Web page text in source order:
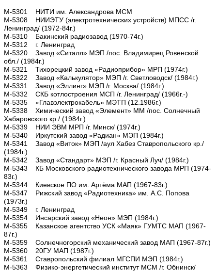
М-5301 НИТИ им. Александрова МСМ
М-5308 НИИЭТУ (электротехнических устройств) МПСС /г.
Ленинград/ (1972-84г.)
М-5310 Бакинский радиозавод (1970-74г.)
М-5312 г. Ленинград
М-5320 Завод «Ситалл» МЭП /пос. Владимирец Ровенской
обл./ (1984г.)
М-5321 Тихорецкий завод «Радиоприбор» МРП (1974г.)
М-5322 Завод «Калькулятор» МЭП /г. Светловодск/ (1984г.)
М-5331 Завод «Эллинг» МЭП /г. Москва/ (1984г.)
М-5332 СКБ котлостроения МСП /г. Ленинград/ (1966г.-)
М-5335 «Главэлектрокабель» МЭТП (12.1986г.)
М-5338 Химический завод «Элемент» ММ /пос. Солнечный
Хабаровского кр./ (1984г.)
М-5339 НИИ ЭВМ МРП /г. Минск/ (1974г.)
М-5340 Иркутский завод «Радиан» МЭП (1984г.)
М-5341 Завод «Виток» МЭП /аул Хабез Ставропольского кр./
(1984г.)
М-5342 Завод «Стандарт» МЭП /г. Красный Луч/ (1984г.)
М-5343 КБ Московского радиотехнического завода МРП (1974-
83г.)
М-5344 Киевское ПО им. Артёма МАП (1967-83г.)
М-5347 Рижский завод «Радиотехника» им. А.С. Попова
(1973г.)
М-5349 г. Ленинград
М-5354 Инсарский завод «Неон» МЭП (1984г.)
М-5355 Казанское агентство УСК «Маяк» ГУМТС МАП (1967-
87г.)
М-5359 Солнечногорский механический завод МАП (1967-87г.)
М-5360 20ГУ МАП (1987г.)
М-5361 Ставропольский филиал МГСПИ МЭП (1984г.)
М-5363 Физико-энергетический институт МСМ /г. Обнинск/